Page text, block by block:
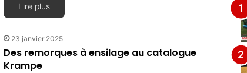
Lire plus
23 janvier 2025
Des remorques à ensilage au catalogue
Krampe